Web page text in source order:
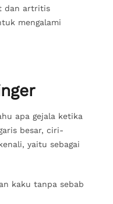
dan artritis
mengalami
apa gejala ketika
besar, ciri-
yaitu sebagai
kaku tanpa sebab